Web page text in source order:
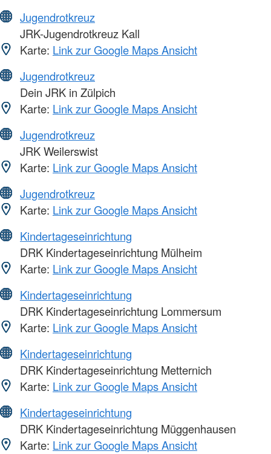
Jugendrotkreuz
JRK-Jugendrotkreuz Kall
Karte: Link zur Google Maps Ansicht
Jugendrotkreuz
Dein JRK in Zülpich
Karte: Link zur Google Maps Ansicht
Jugendrotkreuz
JRK Weilerswist
Karte: Link zur Google Maps Ansicht
Jugendrotkreuz
Karte: Link zur Google Maps Ansicht
Kindertageseinrichtung
DRK Kindertageseinrichtung Mülheim
Karte: Link zur Google Maps Ansicht
Kindertageseinrichtung
DRK Kindertageseinrichtung Lommersum
Karte: Link zur Google Maps Ansicht
Kindertageseinrichtung
DRK Kindertageseinrichtung Metternich
Karte: Link zur Google Maps Ansicht
Kindertageseinrichtung
DRK Kindertageseinrichtung Müggenhausen
Karte: Link zur Google Maps Ansicht